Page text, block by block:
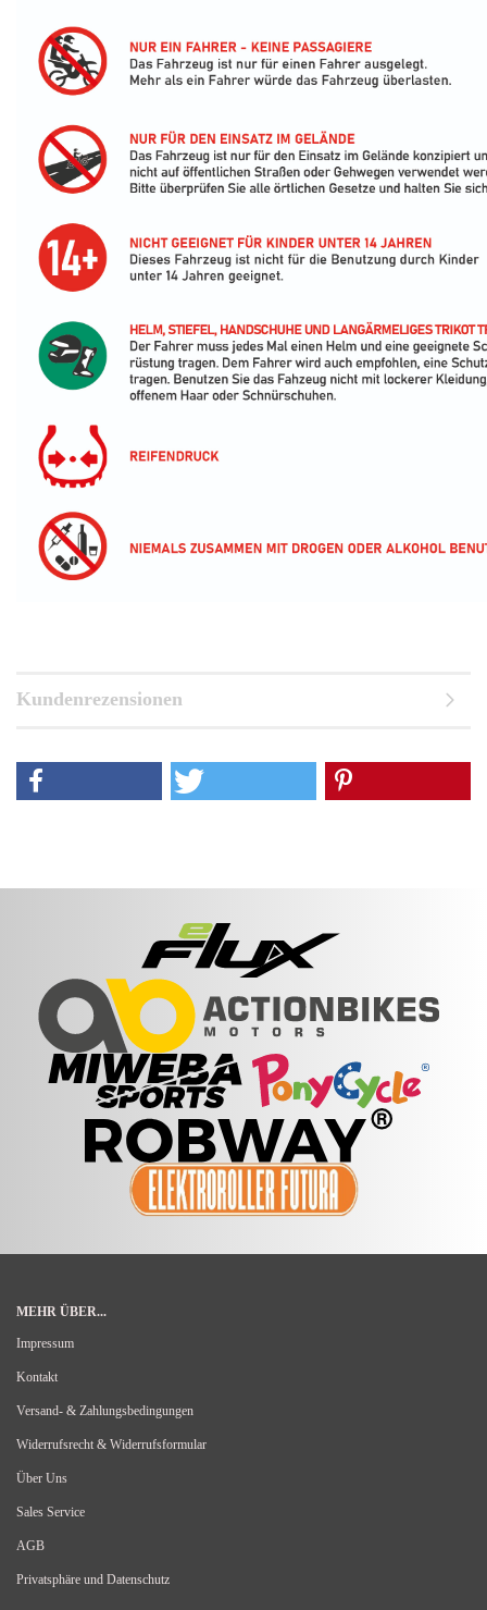
Kundenrezensionen
MEHR ÜBER...
Impressum
Kontakt
Versand- & Zahlungsbedingungen
Widerrufsrecht & Widerrufsformular
Über Uns
Sales Service
AGB
Privatsphäre und Datenschutz